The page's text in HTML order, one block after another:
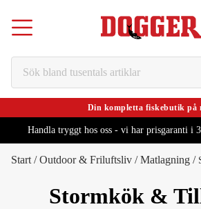
Din kompletta fiskebutik på
Handla tryggt hos oss - vi har prisgaranti i
Start /Outdoor & Friluftsliv /Matlagning /
Stormkök &